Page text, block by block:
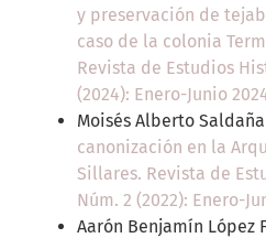
y preservación de
caso de la colonia
Revista de Estudios
(2024): Enero-Junio
Moisés Alberto
canonización en la
Sillares. Revista de
Núm. 2 (2022): Enero-
Aarón Benjamín López